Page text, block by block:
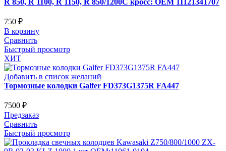
750 ₽
В корзину
Сравнить
Быстрый просмотр
ХИТ
Добавить в список желаний
Тормозные колодки Galfer FD373G1375R FA447
7500 ₽
Предзаказ
Сравнить
Быстрый просмотр